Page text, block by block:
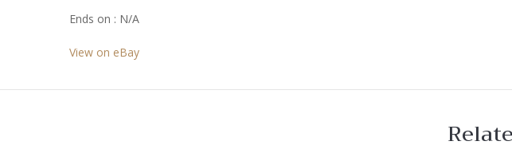
Ends on : N/A
View on eBay